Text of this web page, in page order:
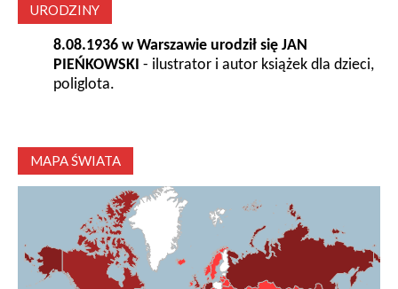
URODZINY
8.08.1936 w Warszawie urodził się JAN
PIEŃKOWSKI - ilustrator i autor książek dla dzieci,
poliglota.
MAPA ŚWIATA